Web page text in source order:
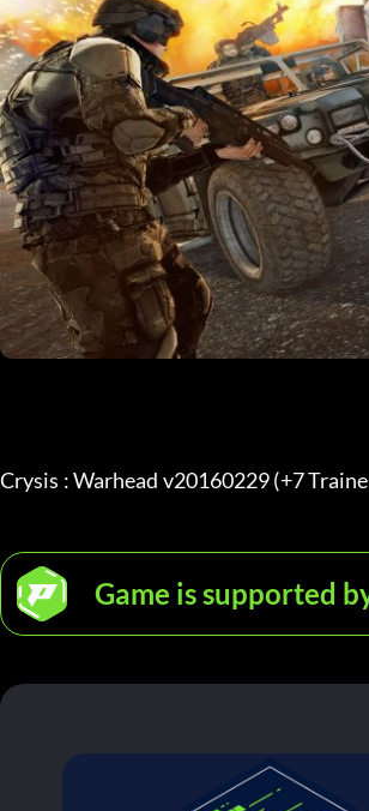
Crysis : Warhead v20160229 (+7
Game is supported